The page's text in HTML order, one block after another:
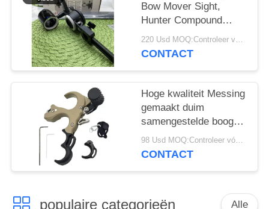
Bow Mover Sight,
Hunter Compound
Sight
220 Usd MOQ:Controleer vóór gebruik of het product in goede staat verkeert. Niet gebruiken als er gebreken zijn.
CONTACT
Hoge kwaliteit Messing
gemaakt duim
samengestelde boog
release
98 Usd MOQ:Controleer vóór gebruik of het product in goede staat verkeert. Niet gebruiken als er gebreken zijn.
CONTACT
populaire categorieën Alle